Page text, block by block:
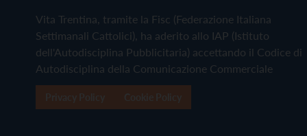
Vita Trentina, tramite la Fisc (Federazione Italiana
Settimanali Cattolici), ha aderito allo IAP (Istituto
dell'Autodisciplina Pubblicitaria) accettando il Codice di
Autodisciplina della Comunicazione Commerciale